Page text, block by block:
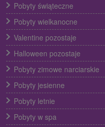
Pobyty świąteczne
Pobyty wielkanocne
Valentine pozostaje
Halloween pozostaje
Pobyty zimowe narciarskie
Pobyty jesienne
Pobyty letnie
Pobyty w spa